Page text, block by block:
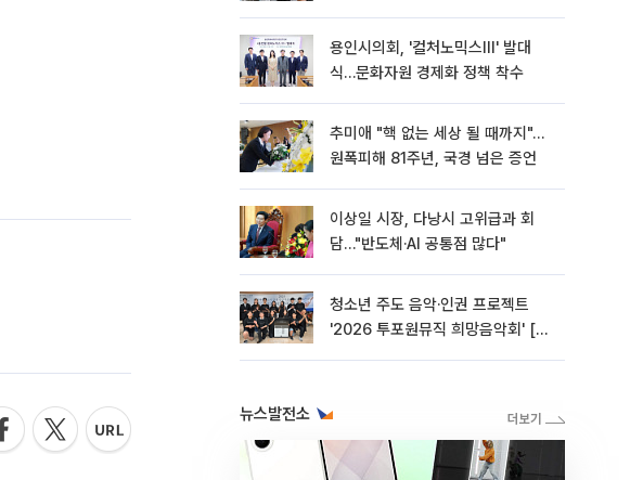
용인시의회, '컬처노믹스Ⅲ' 발대
식…문화자원 경제화 정책 착수
추미애 "핵 없는 세상 될 때까지"…
원폭피해 81주년, 국경 넘은 증언
이상일 시장, 다낭시 고위급과 회
담…"반도체·AI 공통점 많다"
청소년 주도 음악·인권 프로젝트
'2026 투포원뮤직 희망음악회' [포
뉴스발전소